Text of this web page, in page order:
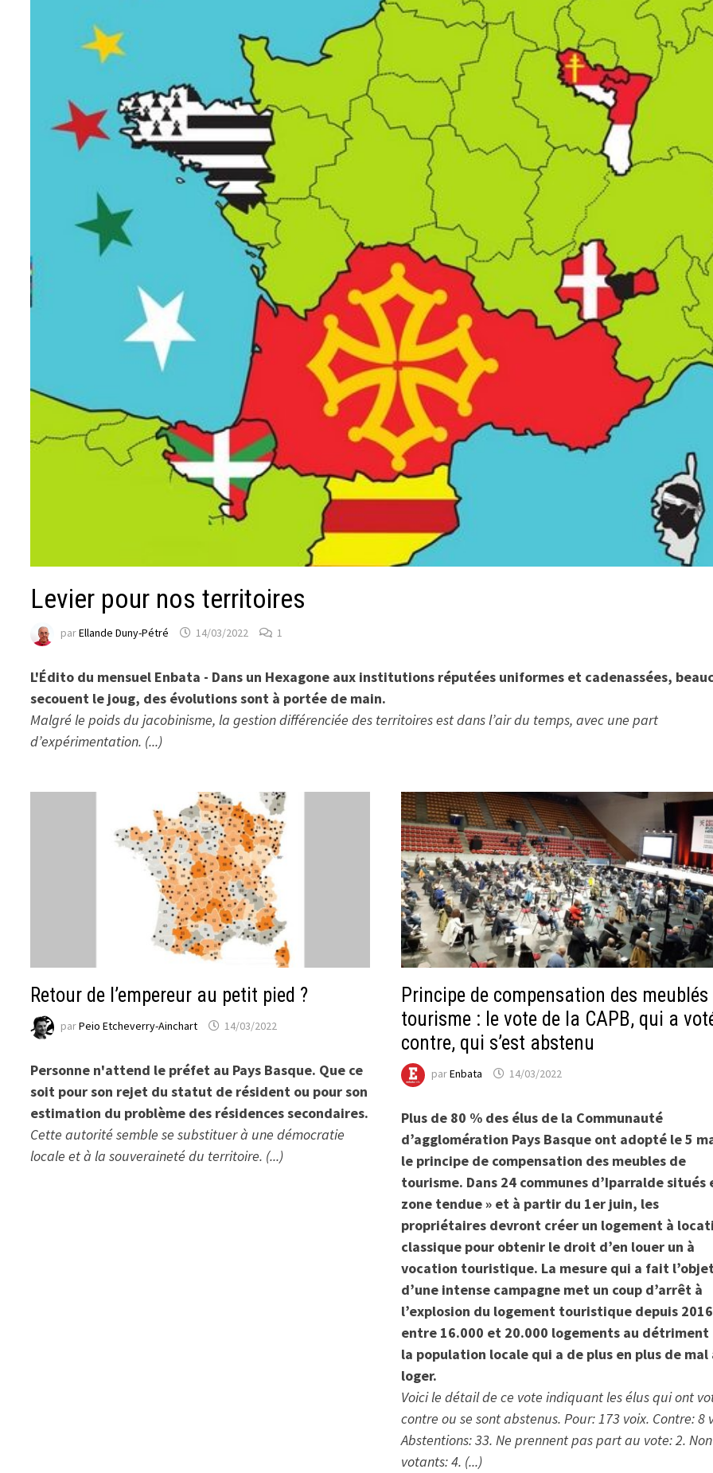
Levier pour nos territoires
parEllande Duny-Pétré 14/03/2022 1
L'Édito du mensuel Enbata - Dans un Hexagone aux institutions réputées uniformes et cadenassées,
secouent le joug, des évolutions sont à portée de main.
Malgré le poids du jacobinisme, la gestion différenciée des territoires est dans l’air du temps, avec une part
d’expérimentation. (...)
Retour de l’empereur au petit pied ?
parPeio Etcheverry-Ainchart 14/03/2022
Personne n'attend le préfet au Pays Basque. Que ce
soit pour son rejet du statut de résident ou pour son
estimation du problème des résidences secondaires.
Cette autorité semble se substituer à une démocratie
locale et à la souveraineté du territoire. (...)
Principe de compensation des meublés
tourisme : le vote de la CAPB, qui a
contre, qui s’est abstenu
parEnbata 14/03/2022
Plus de 80 % des élus de la Communauté
d’agglomération Pays Basque ont adopté le 5
le principe de compensation des meubles de
tourisme. Dans 24 communes d’Iparralde situés
zone tendue » et à partir du 1er juin, les
propriétaires devront créer un logement à
classique pour obtenir le droit d’en louer un à
vocation touristique. La mesure qui a fait
d’une intense campagne met un coup d’arrêt à
l’explosion du logement touristique depuis
entre 16.000 et 20.000 logements au détriment
la population locale qui a de plus en plus de mal
loger.
Voici le détail de ce vote indiquant les élus qui ont
contre ou se sont abstenus. Pour: 173 voix. Contre: 8
Abstentions: 33. Ne prennent pas part au vote: 2. Non
votants: 4. (...)